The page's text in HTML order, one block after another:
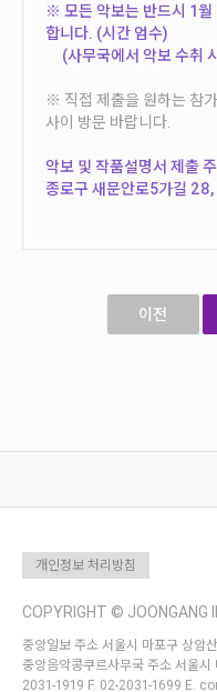
※ 모든 악보는 반드시 1
합니다. (시간 엄수)
(사무국에서 악보 수취
※ 직접 제출을 원하는 참
사이 방문 바랍니다.
악보 및 작품설명서 제출
종로구 새문안로5가길
이전
개인정보 처리방침
COPYRIGHT © JOONGANG
중앙일보 주소 서울시 마포구 상암
중앙음악콩쿠르사무국 주소 서울
2031-1919 F. 02-2031-1699 E.